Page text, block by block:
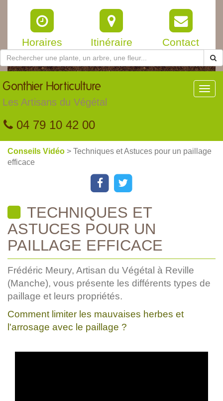
Horaires Itinéraire Contact
Gonthier Horticulture
Les Artisans du Végétal
04 79 10 42 00
Conseils Vidéo > Techniques et Astuces pour un paillage
efficace
TECHNIQUES ET
ASTUCES POUR UN
PAILLAGE EFFICACE
Frédéric Meury, Artisan du Végétal à Reville
(Manche), vous présente les différents types de
paillage et leurs propriétés.
Comment limiter les mauvaises herbes et
l'arrosage avec le paillage ?